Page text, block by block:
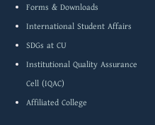
Forms & Downloads
International Student Affairs
SDGs at CU
Institutional Quality Assurance
Cell (IQAC)
Affiliated College